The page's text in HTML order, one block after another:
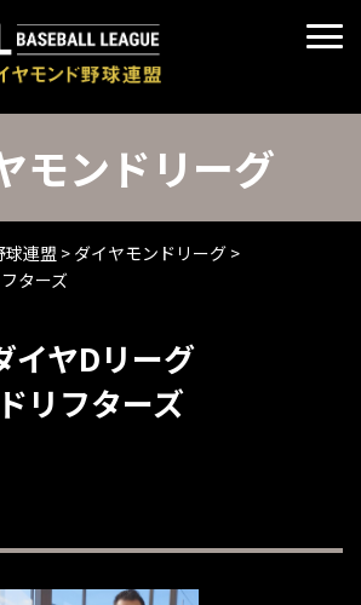
モンドリーグ
球連盟 > ダイヤモンドリーグ >
ターズ
イヤDリーグ
ドリフターズ